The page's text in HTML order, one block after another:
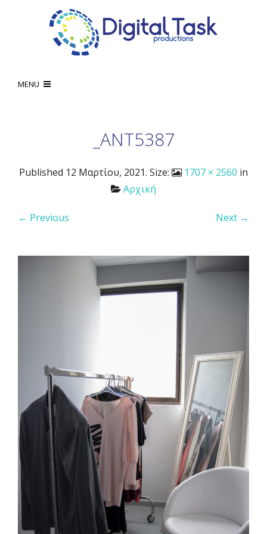
MENU
_ANT5387
Published 12 Μαρτίου, 2021. Size: 1707 × 2560 in
Αρχική
← Previous Next →